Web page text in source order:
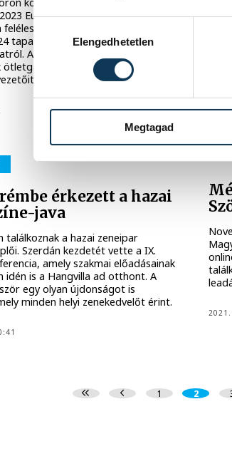
Hozzájárulás kiválasztása
Elengedhetetlen
Megtagad
Európa Kulturális Fővárosa
piacon ezúttal a
tapas- és borbár gondoskodik a
Az előttünk álló piacnap
Mészáros Zoltánt,
kérdeztük.
érkezett a hazai
java
találkoznak a hazai zeneipar
Szerdán kezdetét vette a IX.
amely szakmai előadásainak
idén is a Hangvilla ad otthont. A
egy olyan újdonságot is
minden helyi zenekedvelőt érint.
1 2